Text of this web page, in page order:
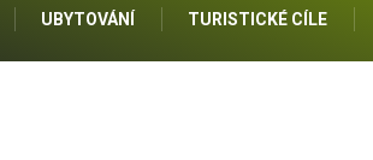
UBYTOVÁNÍ TURISTICKÉ CÍLE